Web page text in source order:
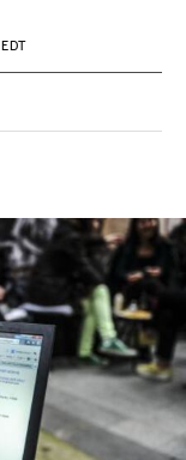
EDT